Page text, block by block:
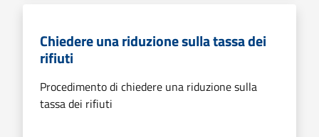
Chiedere una riduzione sulla tassa dei
rifiuti
Procedimento di chiedere una riduzione sulla
tassa dei rifiuti